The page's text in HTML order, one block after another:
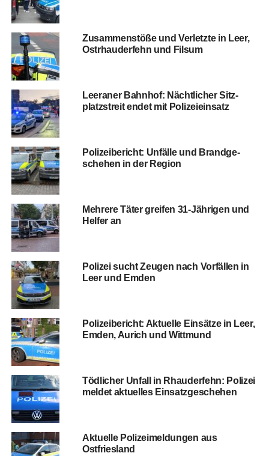
Zusam­men­stö­ße und Ver­letz­te in Leer,
Ost­rhau­der­fehn und Filsum
Leera­ner Bahn­hof: Nächt­li­cher Sitz­
platz­streit endet mit Polizeieinsatz
Poli­zei­be­richt: Unfäl­le und Brand­ge­
sche­hen in der Region
Meh­re­re Täter grei­fen 31-Jäh­ri­gen und
Hel­fer an
Poli­zei sucht Zeu­gen nach Vor­fäl­len in
Leer und Emden
Poli­zei­be­richt: Aktu­el­le Ein­sät­ze in Leer,
Emden, Aurich und Wittmund
Töd­li­cher Unfall in Rhau­der­fehn: Poli­zei
mel­det aktu­el­les Einsatzgeschehen
Aktu­el­le Poli­zei­mel­dun­gen aus
Ostfriesland